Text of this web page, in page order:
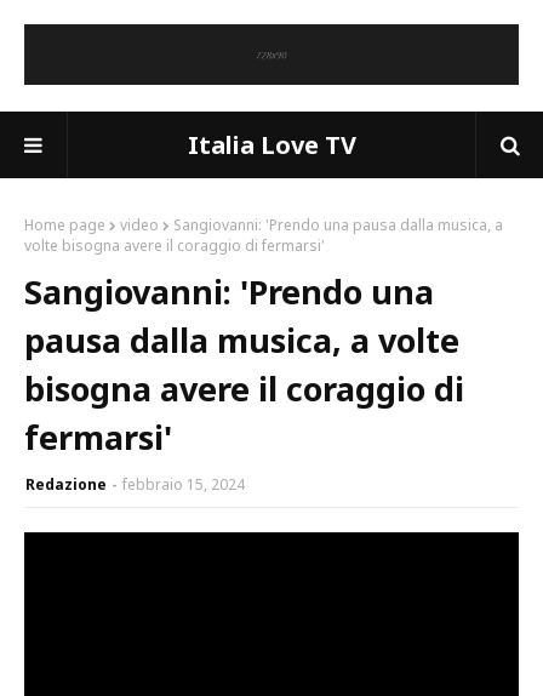
Italia Love TV
Home page video
Sangiovanni: 'Prendo una pausa dalla musica, a
volte bisogna avere il coraggio di fermarsi'
Sangiovanni: 'Prendo una
pausa dalla musica, a volte
bisogna avere il coraggio di
fermarsi'
Redazione febbraio 15, 2024